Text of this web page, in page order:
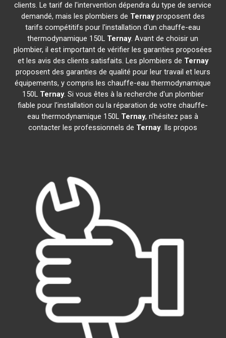
clients. Le tarif de l'intervention dépendra du type de service
demandé, mais les plombiers de Ternayproposent des
tarifs compétitifs pour l'installation d'un chauffe-eau
thermodynamique 150L Ternay. Avant de choisir un
plombier, il est important de vérifier les garanties proposées
et les avis des clients satisfaits. Les plombiers de Ternay
proposent des garanties de qualité pour leur travail et leurs
équipements, y compris les chauffe-eau thermodynamique
150L Ternay. Si vous êtes à la recherche d'un plombier
fiable pour l'installation ou la réparation de votre chauffe-
eau thermodynamique 150L Ternay, n'hésitez pas à
contacter les professionnels de Ternay. Ils propos